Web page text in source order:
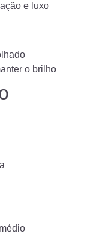
e luxo
o brilho